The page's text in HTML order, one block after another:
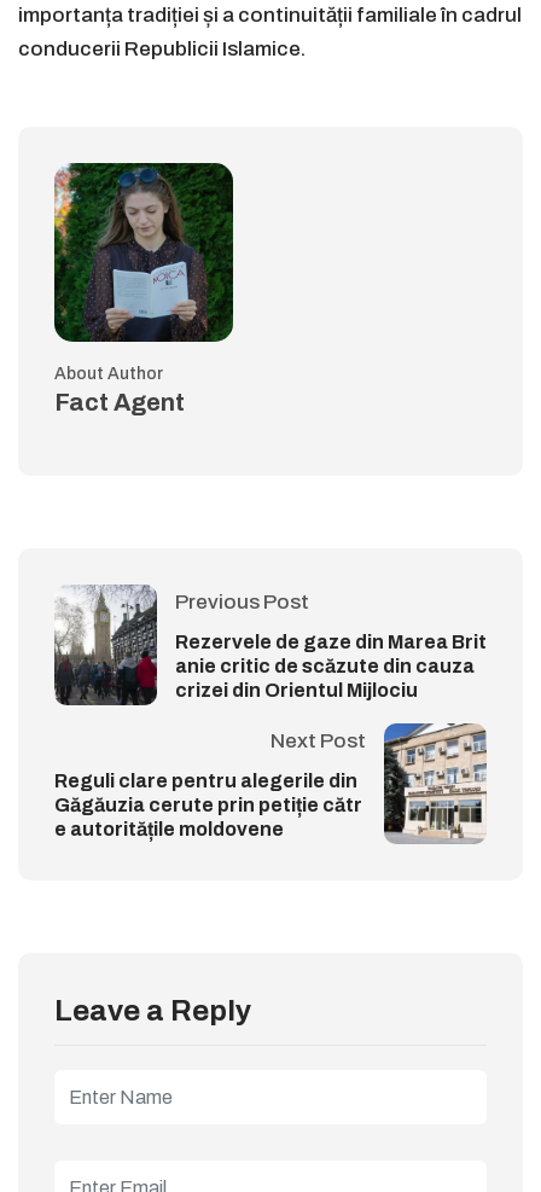
importanța tradiției și a continuității familiale în cadrul
conducerii Republicii Islamice.
About Author
Fact Agent
Previous Post
Rezervele de gaze din Marea Brit
anie critic de scăzute din cauza
crizei din Orientul Mijlociu
Next Post
Reguli clare pentru alegerile din
Găgăuzia cerute prin petiție cătr
e autoritățile moldovene
Leave a Reply